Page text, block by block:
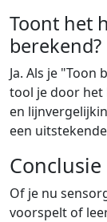
Toont het
berekend?
Ja. Als je
tool je door het
en
een
Conclusie
Of je nu
voorspelt of